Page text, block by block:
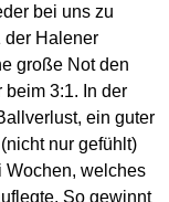
bei uns zu
der Halener
große Not den
3:1. In der
ein guter
nur gefühlt)
Wochen, welches
So gewinnt